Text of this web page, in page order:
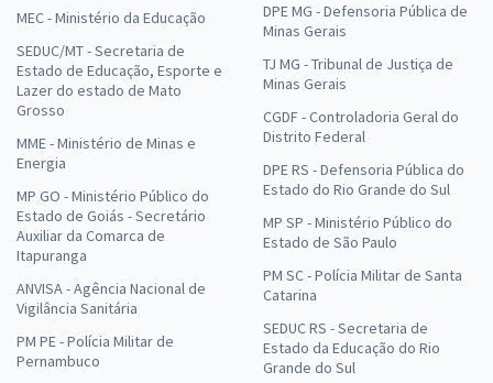
MEC - Ministério da Educação
SEDUC/MT - Secretaria de
Estado de Educação, Esporte e
Lazer do estado de Mato
Grosso
MME - Ministério de Minas e
Energia
MP GO - Ministério Público do
Estado de Goiás - Secretário
Auxiliar da Comarca de
Itapuranga
ANVISA - Agência Nacional de
Vigilância Sanitária
PM PE - Polícia Militar de
Pernambuco
DPE MG - Defensoria Pública de
Minas Gerais
TJ MG - Tribunal de Justiça de
Minas Gerais
CGDF - Controladoria Geral do
Distrito Federal
DPE RS - Defensoria Pública do
Estado do Rio Grande do Sul
MP SP - Ministério Público do
Estado de São Paulo
PM SC - Polícia Militar de Santa
Catarina
SEDUC RS - Secretaria de
Estado da Educação do Rio
Grande do Sul